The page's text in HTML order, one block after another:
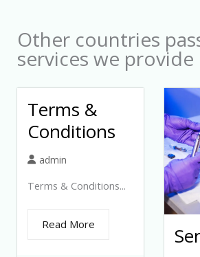
Other countries
services we provide
Terms &
Conditions
admin
Terms & Conditions...
Read More